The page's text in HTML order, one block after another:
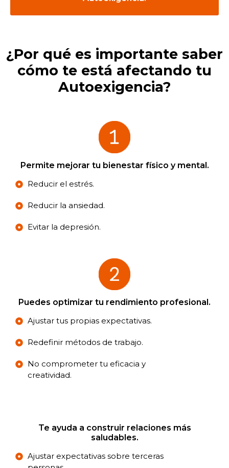
¿Por qué es importante saber
cómo te está afectando tu
Autoexigencia?
Permite mejorar tu bienestar físico y mental.
Reducir el estrés.
Reducir la ansiedad.
Evitar la depresión.
Puedes optimizar tu rendimiento profesional.
Ajustar tus propias expectativas.
Redefinir métodos de trabajo.
No comprometer tu eficacia y
creatividad.
Te ayuda a construir relaciones más
saludables.
Ajustar expectativas sobre terceras